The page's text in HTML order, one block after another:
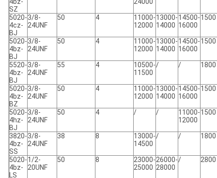
4bz-
SZ
24000
5020-
4cz-
BJ
3/8-
24UNF
50 4
11000-
12000
13000-
14000
14500-
16000
1500
5020-
4bz-
BJ
3/8-
24UNF
50 4
11000-
12000
13000-
14000
14500-
16000
1500
5520-
4bz-
BJ
3/8-
24UNF
55 4
10500-
11500
/ / 1800
5020-
4bz-
BZ
3/8-
24UNF
50 4
11000-
12000
13000-
14000
14500-
16000
1500
5020-
4hz-
BJ
3/8-
24UNF
50 4 / /
11000-
12000
1500
3820-
4bz-
SS
3/8-
24UNF
38 8
13000-
14500
/ / 1800
5020-
4bz-
LS
1/2-
20UNF
50 8
23000-
25000
26000-
28000
/ 2800